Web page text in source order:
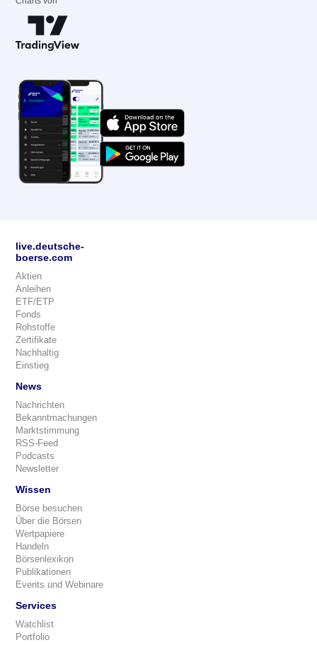
live.deutsche-
boerse.com
Aktien
Anleihen
ETF/ETP
Fonds
Rohstoffe
Zertifikate
Nachhaltig
Einstieg
News
Nachrichten
Bekanntmachungen
Marktstimmung
RSS-Feed
Podcasts
Newsletter
Wissen
Börse besuchen
Über die Börsen
Wertpapiere
Handeln
Börsenlexikon
Publikationen
Events und Webinare
Services
Watchlist
Portfolio